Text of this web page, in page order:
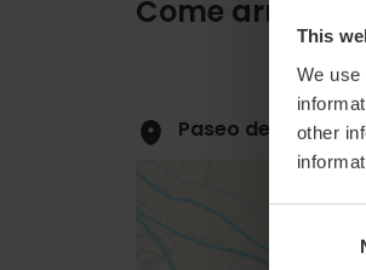
This
We
other
Come arrivare
Paseo de la